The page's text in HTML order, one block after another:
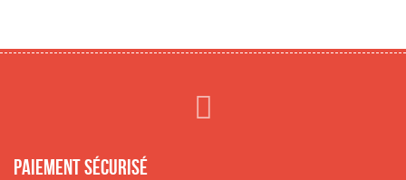
Paiement sécurisé